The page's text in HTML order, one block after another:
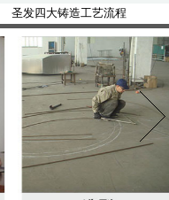
圣发四大铸造工艺流程